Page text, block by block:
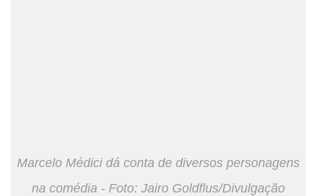
Marcelo Médici dá conta de diversos personagens
na comédia - Foto: Jairo Goldflus/Divulgação